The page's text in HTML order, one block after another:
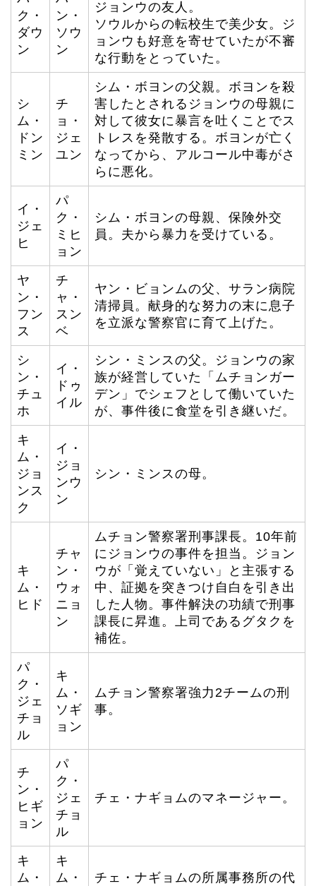
ク・
ダウ
ン
ン・
ソウ
ン
ジョンウの友人。
ソウルからの転校生で美少女。ジ
ョンウも好意を寄せていたが不審
な行動をとっていた。
シ
ム・
ドン
ミン
チ
ョ・
ジェ
ユン
シム・ボヨンの父親。ボヨンを殺
害したとされるジョンウの母親に
対して彼女に暴言を吐くことでス
トレスを発散する。ボヨンが亡く
なってから、アルコール中毒がさ
らに悪化。
イ・
ジェ
ヒ
パ
ク・
ミヒ
ョン
シム・ボヨンの母親、保険外交
員。夫から暴力を受けている。
ヤ
ン・
フン
ス
チ
ャ・
スン
ベ
ヤン・ビョンムの父、サラン病院
清掃員。献身的な努力の末に息子
を立派な警察官に育て上げた。
シ
ン・
チュ
ホ
イ・
ドゥ
イル
シン・ミンスの父。ジョンウの家
族が経営していた「ムチョンガー
デン」でシェフとして働いていた
が、事件後に食堂を引き継いだ。
キ
ム・
ジョ
ンス
ク
イ・
ジョ
ンウ
ン
シン・ミンスの母。
キ
ム・
ヒド
チャ
ン・
ウォ
ニョ
ン
ムチョン警察署刑事課長。10年前
にジョンウの事件を担当。ジョン
ウが「覚えていない」と主張する
中、証拠を突きつけ自白を引き出
した人物。事件解決の功績で刑事
課長に昇進。上司であるグタクを
補佐。
パ
ク・
ジェ
チョ
ル
キ
ム・
ソギ
ョン
ムチョン警察署強力2チームの刑
事。
チ
ン・
ヒギ
ョン
パ
ク・
ジェ
チョ
ル
チェ・ナギョムのマネージャー。
キ
ム・
キ
ム・
チェ・ナギョムの所属事務所の代